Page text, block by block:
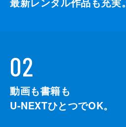
02
動画も書籍も
U-NEXTひとつでOK。